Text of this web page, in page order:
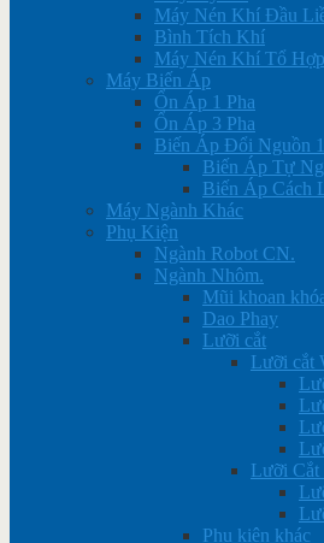
Máy Nén Khí Đầu
Bình Tích Khí
Máy Nén Khí Tổ Hợp
Máy Biến Áp
Ổn Áp 1 Pha
Ổn Áp 3 Pha
Biến Áp Đổi Nguồn
Biến Áp Tự
Biến Áp Cách
Máy Ngành Khác
Phụ Kiện
Ngành Robot CN.
Ngành Nhôm.
Mũi khoan
Dao Phay
Lưỡi cắt
Lưỡi cắt
Lưỡi Cắt
Phụ kiện khác